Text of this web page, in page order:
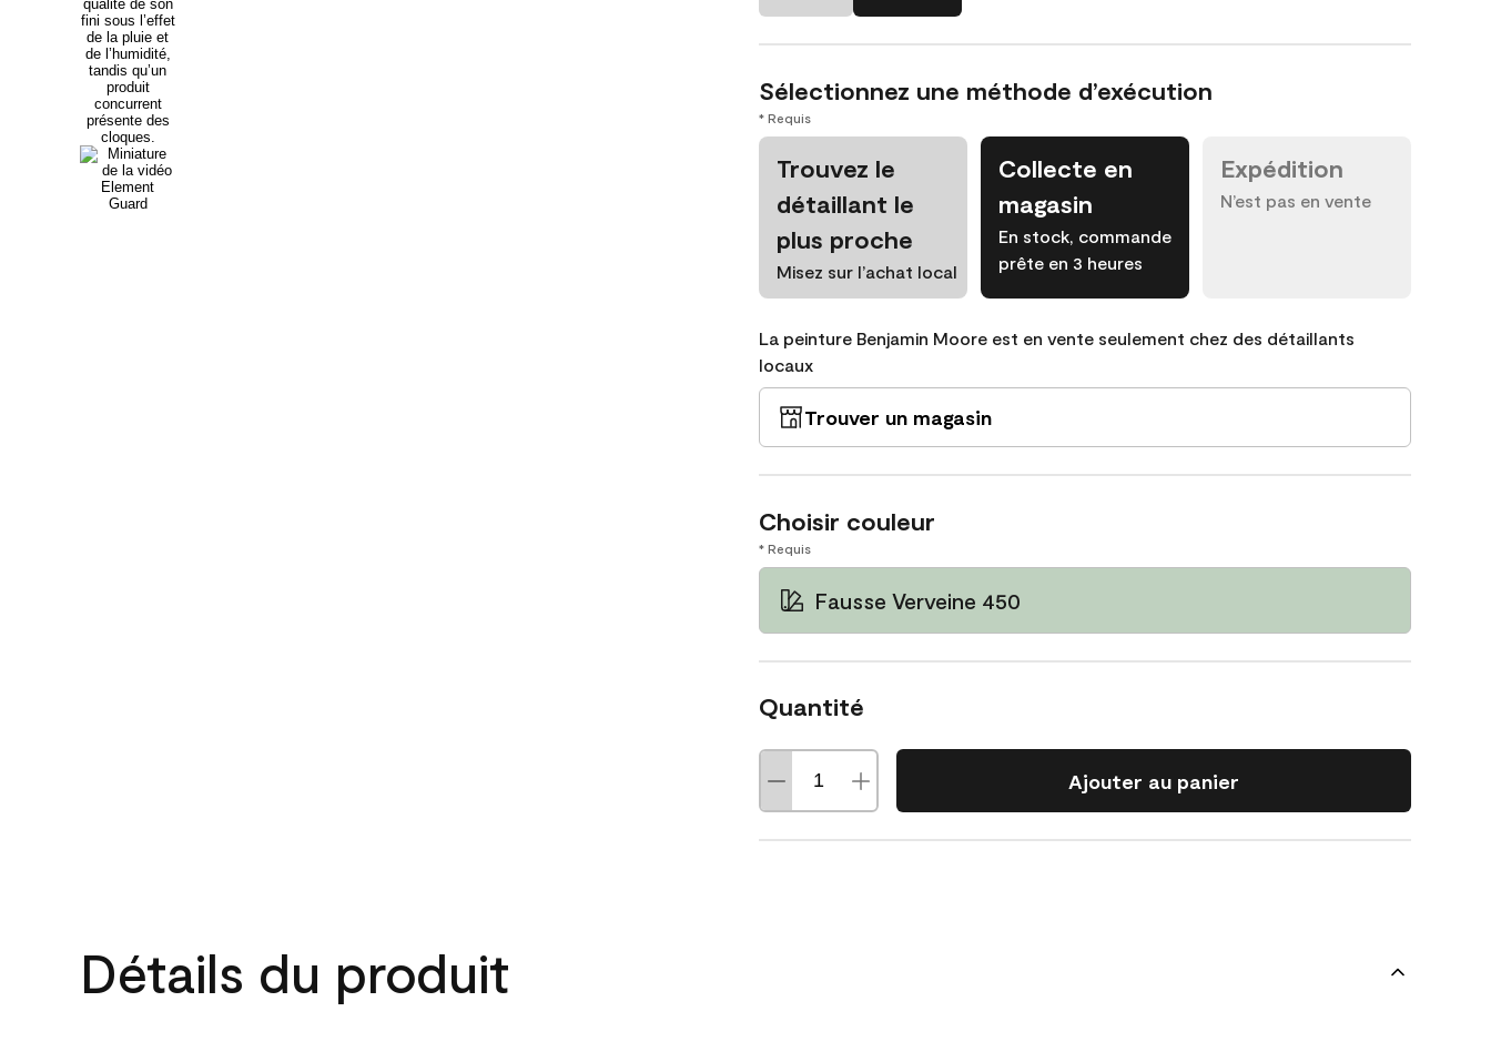
Sélectionnez une méthode d’exécution
* Requis
Trouvez le
détaillant le
plus proche
Misez sur l’achat local
Collecte en
magasin
En stock, commande
prête en 3 heures
Expédition
N’est pas en vente
La peinture Benjamin Moore est en vente seulement chez des détaillants
locaux
Trouver un magasin
Choisir couleur
* Requis
Fausse Verveine 450
Quantité
Ajouter au panier
Détails du produit